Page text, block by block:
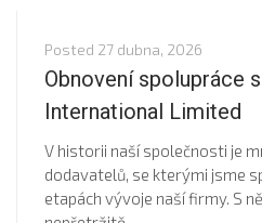
Posted 27 dubna, 2026
Obnovení spolupráce
International Limited
V historii naší společnosti je
dodavatelů, se kterými jsme
etapách vývoje naší firmy. S